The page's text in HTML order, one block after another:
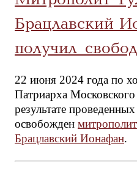
Брацлавский
получил
22 июня 2024 года по
Патриарха
результате
освобожден
Брацлавский Ионафан.